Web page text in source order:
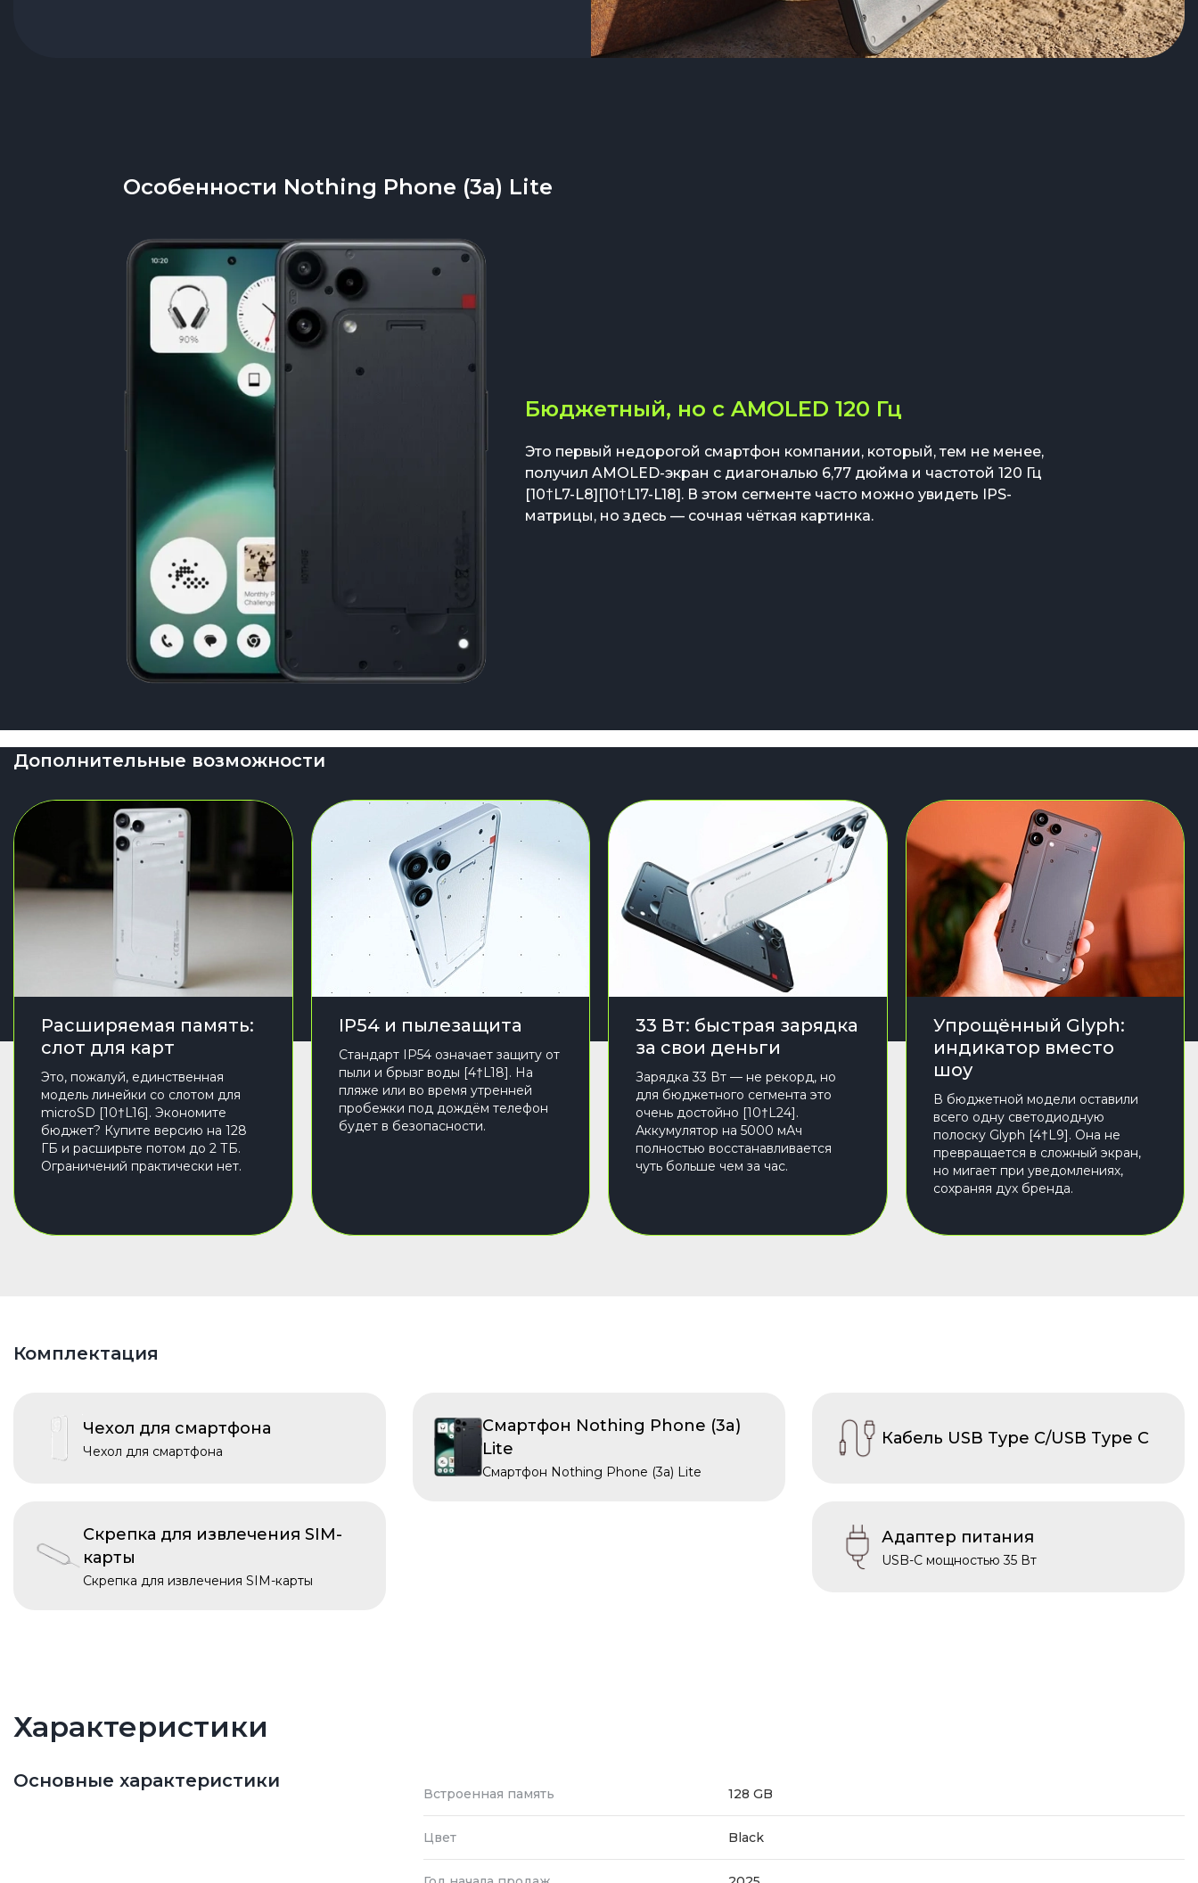
Особенности Nothing Phone (3a) Lite
Бюджетный, но с AMOLED 120 Гц
Это первый недорогой смартфон компании, который, тем не менее,
получил AMOLED-экран с диагональю 6,77 дюйма и частотой 120 Гц
[10†L7-L8][10†L17-L18]. В этом сегменте часто можно увидеть IPS-
матрицы, но здесь — сочная чёткая картинка.
Дополнительные возможности
Расширяемая память:
слот для карт
Это, пожалуй, единственная
модель линейки со слотом для
microSD [10†L16]. Экономите
бюджет? Купите версию на 128
ГБ и расширьте потом до 2 ТБ.
Ограничений практически нет.
IP54 и пылезащита
Стандарт IP54 означает защиту от
пыли и брызг воды [4†L18]. На
пляже или во время утренней
пробежки под дождём телефон
будет в безопасности.
33 Вт: быстрая зарядка
за свои деньги
Зарядка 33 Вт — не рекорд, но
для бюджетного сегмента это
очень достойно [10†L24].
Аккумулятор на 5000 мАч
полностью восстанавливается
чуть больше чем за час.
Упрощённый Glyph:
индикатор вместо
шоу
В бюджетной модели оставили
всего одну светодиодную
полоску Glyph [4†L9]. Она не
превращается в сложный экран,
но мигает при уведомлениях,
сохраняя дух бренда.
Комплектация
Чехол для смартфона
Чехол для смартфона
Смартфон Nothing Phone (3a)
Lite
Смартфон Nothing Phone (3a) Lite
Кабель USB Type C/USB Type C
Скрепка для извлечения SIM-
карты
Скрепка для извлечения SIM-карты
Адаптер питания
USB-C мощностью 35 Вт
Характеристики
Основные характеристики
Встроенная память 128 GB
Цвет Black